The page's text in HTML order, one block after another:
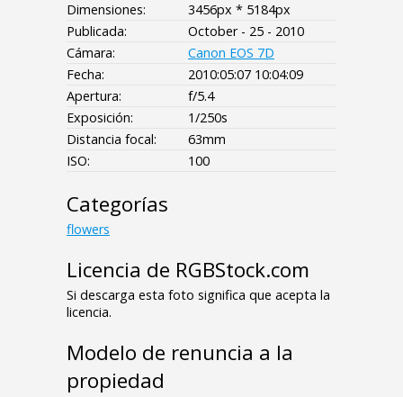
Dimensiones:
3456px * 5184px
Publicada:
October - 25 - 2010
Cámara:
Canon EOS 7D
Fecha:
2010:05:07 10:04:09
Apertura:
f/5.4
Exposición:
1/250s
Distancia focal:
63mm
ISO:
100
Categorías
flowers
Licencia de RGBStock.com
Si descarga esta foto significa que acepta la
licencia.
Modelo de renuncia a la
propiedad